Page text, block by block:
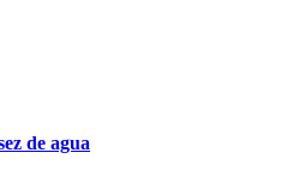
de agua